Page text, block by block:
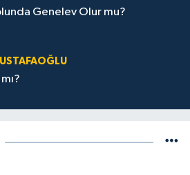
Genelev Olur mu?